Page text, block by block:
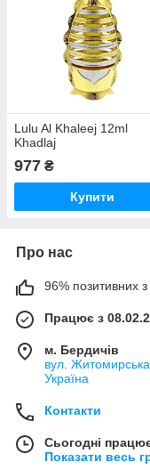
Lulu Al Khaleej 12ml
Khadlaj
977 ₴
Купити
Про нас
96% позитивних з
Працює з
м. Бердичів
вул.
Україна
Контакти
Сьогодні
Показати весь